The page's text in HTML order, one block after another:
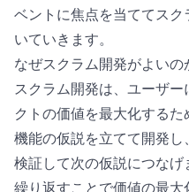
ベントに焦点を当ててス
いていきます。
なぜスクラム開発がよいの
スクラム開発は、ユーザ
クトの価値を最大化するた
機能の仮説を立てて開発
検証して次の仮説につなげ
繰り返すことで価値の最